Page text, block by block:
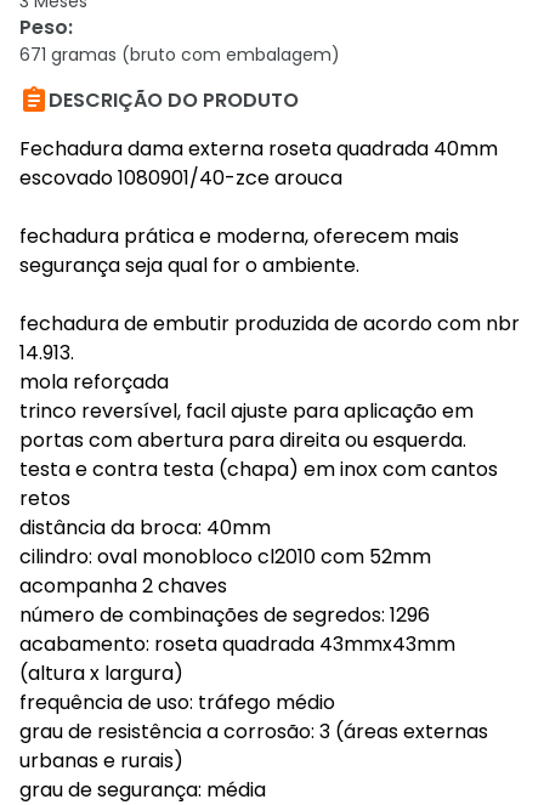
Peso:
671 gramas (bruto com embalagem)
DESCRIÇÃO DO PRODUTO
Fechadura dama externa roseta quadrada 40mm
escovado 1080901/40-zce arouca
fechadura prática e moderna, oferecem mais
segurança seja qual for o ambiente.
fechadura de embutir produzida de acordo com nbr
14.913.
mola reforçada
trinco reversível, facil ajuste para aplicação em
portas com abertura para direita ou esquerda.
testa e contra testa (chapa) em inox com cantos
retos
distância da broca: 40mm
cilindro: oval monobloco cl2010 com 52mm
acompanha 2 chaves
número de combinações de segredos: 1296
acabamento: roseta quadrada 43mmx43mm
(altura x largura)
frequência de uso: tráfego médio
grau de resistência a corrosão: 3 (áreas externas
urbanas e rurais)
grau de segurança: média